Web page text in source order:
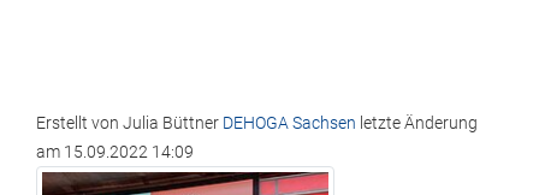
Erstellt von Julia Büttner DEHOGA Sachsen letzte Änderung
am 15.09.2022 14:09